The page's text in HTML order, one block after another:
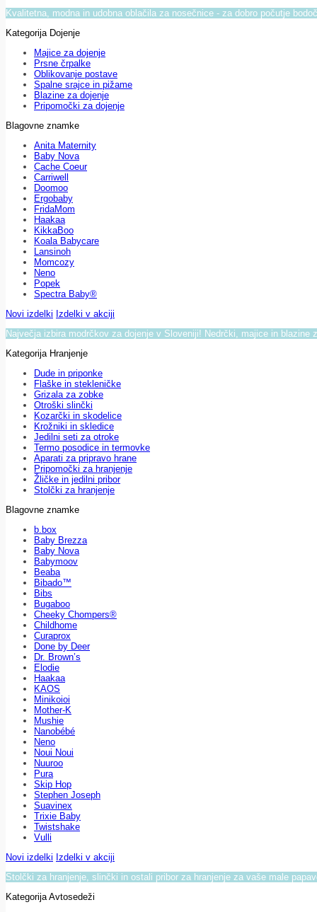
Kvalitetna, modna in udobna oblačila za nosečnice - za dobro počutje
Kategorija Dojenje
Majice za dojenje
Prsne črpalke
Oblikovanje postave
Spalne srajce in pižame
Blazine za dojenje
Pripomočki za dojenje
Blagovne znamke
Anita Maternity
Baby Nova
Cache Coeur
Carriwell
Doomoo
Ergobaby
FridaMom
Haakaa
KikkaBoo
Koala Babycare
Lansinoh
Momcozy
Neno
Popek
Spectra Baby®
Novi izdelki Izdelki v akciji
Največja izbira modrčkov za dojenje v Sloveniji! Nedrčki, majice in blazine
Kategorija Hranjenje
Dude in priponke
Flaške in stekleničke
Grizala za zobke
Otroški slinčki
Kozarčki in skodelice
Krožniki in skledice
Jedilni seti za otroke
Termo posodice in termovke
Aparati za pripravo hrane
Pripomočki za hranjenje
Žličke in jedilni pribor
Stolčki za hranjenje
Blagovne znamke
b.box
Baby Brezza
Baby Nova
Babymoov
Beaba
Bibado™
Bibs
Bugaboo
Cheeky Chompers®
Childhome
Curaprox
Done by Deer
Dr. Brown’s
Elodie
Haakaa
KAOS
Minikoioi
Mother-K
Mushie
Nanobébé
Neno
Noui Noui
Nuuroo
Pura
Skip Hop
Stephen Joseph
Suavinex
Trixie Baby
Twistshake
Vulli
Novi izdelki Izdelki v akciji
Stolčki za hranjenje, slinčki in ostali pribor za hranjenje za vaše male
Kategorija Avtosedeži